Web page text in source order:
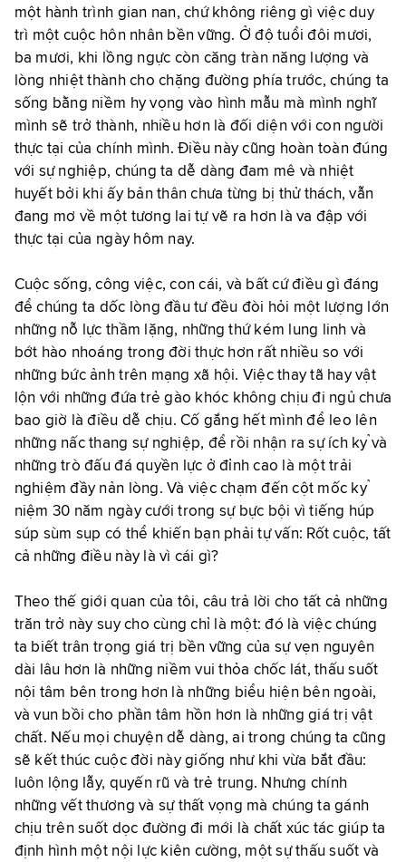
một hành trình gian nan, chứ không riêng gì việc duy
trì một cuộc hôn nhân bền vững. Ở độ tuổi đôi mươi,
ba mươi, khi lồng ngực còn căng tràn năng lượng và
lòng nhiệt thành cho chặng đường phía trước, chúng ta
sống bằng niềm hy vọng vào hình mẫu mà mình nghĩ
mình sẽ trở thành, nhiều hơn là đối diện với con người
thực tại của chính mình. Điều này cũng hoàn toàn đúng
với sự nghiệp, chúng ta dễ dàng đam mê và nhiệt
huyết bởi khi ấy bản thân chưa từng bị thử thách, vẫn
đang mơ về một tương lai tự vẽ ra hơn là va đập với
thực tại của ngày hôm nay.
Cuộc sống, công việc, con cái, và bất cứ điều gì đáng
để chúng ta dốc lòng đầu tư đều đòi hỏi một lượng lớn
những nỗ lực thầm lặng, những thứ kém lung linh và
bớt hào nhoáng trong đời thực hơn rất nhiều so với
những bức ảnh trên mạng xã hội. Việc thay tã hay vật
lộn với những đứa trẻ gào khóc không chịu đi ngủ chưa
bao giờ là điều dễ chịu. Cố gắng hết mình để leo lên
những nấc thang sự nghiệp, để rồi nhận ra sự ích kỷ và
những trò đấu đá quyền lực ở đỉnh cao là một trải
nghiệm đầy nản lòng. Và việc chạm đến cột mốc kỷ
niệm 30 năm ngày cưới trong sự bực bội vì tiếng húp
súp sùm sụp có thể khiến bạn phải tự vấn: Rốt cuộc, tất
cả những điều này là vì cái gì?
Theo thế giới quan của tôi, câu trả lời cho tất cả những
trăn trở này suy cho cùng chỉ là một: đó là việc chúng
ta biết trân trọng giá trị bền vững của sự vẹn nguyên
dài lâu hơn là những niềm vui thỏa chốc lát, thấu suốt
nội tâm bên trong hơn là những biểu hiện bên ngoài,
và vun bồi cho phần tâm hồn hơn là những giá trị vật
chất. Nếu mọi chuyện dễ dàng, ai trong chúng ta cũng
sẽ kết thúc cuộc đời này giống như khi vừa bắt đầu:
luôn lộng lẫy, quyến rũ và trẻ trung. Nhưng chính
những vết thương và sự thất vọng mà chúng ta gánh
chịu trên suốt dọc đường đi mới là chất xúc tác giúp ta
định hình một nội lực kiên cường, một sự thấu suốt và